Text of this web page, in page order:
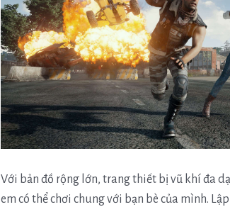
Với bản đồ rộng lớn, trang thiết bị vũ khí đa
em có thể chơi chung với bạn bè của mình.